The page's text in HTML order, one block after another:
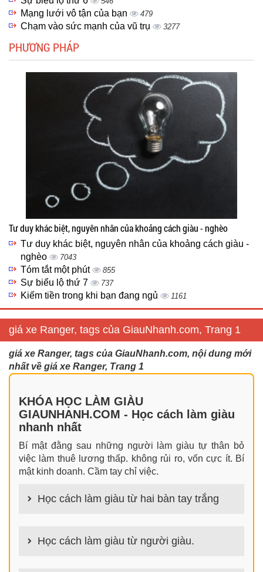
Mạng lưới vô tận của bạn 479
Chạm vào sức mạnh của vũ trụ 3277
PHƯƠNG PHÁP
Tư duy khác biệt, nguyên nhân của khoảng cách giàu - nghèo
Tư duy khác biệt, nguyên nhân của khoảng cách giàu -
nghèo
7043
Tóm tắt một phút 855
Sự biểu lộ thứ 7 737
Kiếm tiền trong khi bạn đang ngủ 1161
giá xe Ranger, tags của GiauNhanh.com, Trang 1
giá xe Ranger, tags của GiauNhanh.com, nội dung mới
nhất về giá xe Ranger, Trang 1
KHÓA HỌC LÀM GIÀU
GIAUNHANH.COM - Học cách làm giàu
nhanh nhất
Bí mật đằng sau những người làm giàu tự thân bỏ
việc làm thuê lương thấp. không rủi ro, vốn cực ít. Bí
mật kinh doanh. Cầm tay chỉ việc.
Học cách làm giàu từ hai bàn tay trắng
nhưng hiệu quả bất ngờ. Bạn có thể thành công ngay
cả khi không có gì trong tay.
Học cách làm giàu từ người giàu.